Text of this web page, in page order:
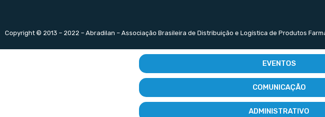
Copyright © 2013 – 2022 – Abradilan – Associação Brasileira de Distribuição e Logística de Produtos
EVENTOS
COMUNICAÇÃO
ADMINISTRATIVO